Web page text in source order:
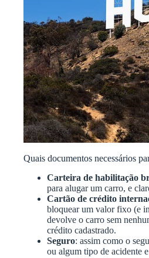
Quais documentos necessários
Carteira de habilitação
para alugar um carro, e
Cartão de crédito
bloquear um valor fixo (e
devolve o carro sem
crédito cadastrado.
Seguro: assim como o
ou algum tipo de acidente